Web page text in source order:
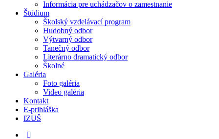
Informácia pre uchádzačov o zamestnanie
Štúdium
Školský vzdelávací program
Hudobný odbor
Výtvarný odbor
Tanečný odbor
Literárno dramatický odbor
Školné
Galéria
Foto galéria
Video galéria
Kontakt
E-prihláška
IZUŠ